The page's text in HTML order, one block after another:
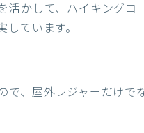
活かして、ハイキングコ
ています。
、屋外レジャーだけで